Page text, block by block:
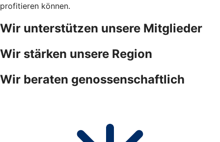
profitieren können.
Wir unterstützen unsere Mitglieder
Wir stärken unsere Region
Wir beraten genossenschaftlich